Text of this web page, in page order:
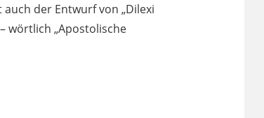
der Entwurf von „Dilexi
wörtlich „Apostolische